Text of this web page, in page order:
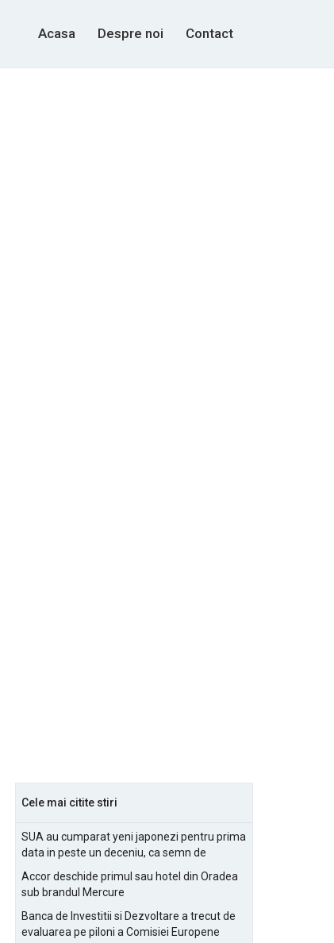
Acasa Despre noi Contact
Cele mai citite stiri
SUA au cumparat yeni japonezi pentru prima
data in peste un deceniu, ca semn de
Accor deschide primul sau hotel din Oradea
sub brandul Mercure
Banca de Investitii si Dezvoltare a trecut de
evaluarea pe piloni a Comisiei Europene